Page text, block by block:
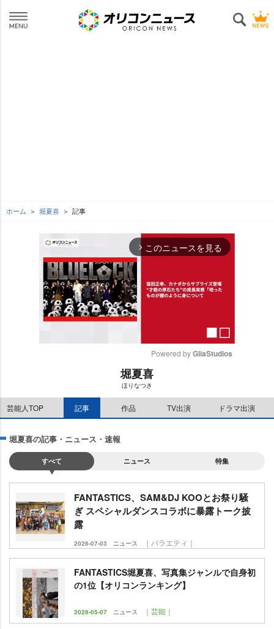
ホーム 堀夏喜 記事
arrow_forward_ios このニュースを見る
Powered by GliaStudios
堀夏喜
ほりなつき
芸能人TOP 記事 作品 TV出演 ドラマ出演
堀夏喜の記事・ニュース・速報
すべて ニュース 特集
FANTASTICS、SAM&DJ KOOとお祭り騒
ぎ スペシャルダンスコラボに暴露トーク披
露
2026-07-03 ニュース ｜バラエティ｜
FANTASTICS堀夏喜、写真集ジャンルで自身初
の1位【オリコンランキング】
2026-05-07 ニュース ｜芸能｜